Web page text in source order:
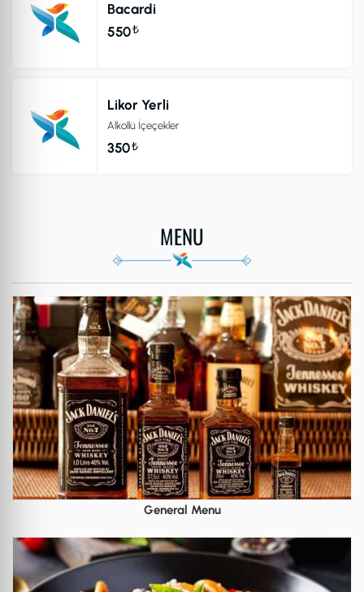
Bacardi
550₺
Likor Yerli
Alkollü İçeçekler
350₺
MENU
General Menu